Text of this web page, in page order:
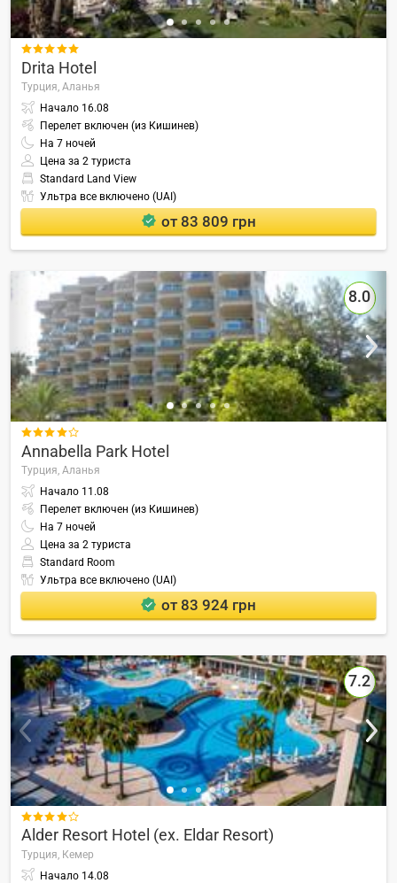

Drita Hotel
Турция, Аланья
Начало 16.08
Перелет включен (из Кишинев)
На 7 ночей
Цена за 2 туриста
Standard Land View
Ультра все включено (UAI)
от 83 809 грн
8.0

Annabella Park Hotel
Турция, Аланья
Начало 11.08
Перелет включен (из Кишинев)
На 7 ночей
Цена за 2 туриста
Standard Room
Ультра все включено (UAI)
от 83 924 грн
7.2

Alder Resort Hotel (ex. Eldar Resort)
Турция, Кемер
Начало 14.08